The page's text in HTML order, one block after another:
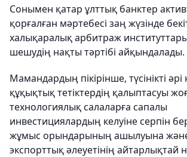
Сонымен қатар ұлттық банктер
қорғалған мәртебесі заң жүзінде
халықаралық арбитраж
шешудің нақты тәртібі айқындалады.
Мамандардың пікірінше, түсінікті
құқықтық тетіктердің қалыптасуы
технологиялық салаларға сапалы
инвестициялардың келуіне серпін
жұмыс орындарының ашылуына
экспорттық әлеуетінің айтарлықтай